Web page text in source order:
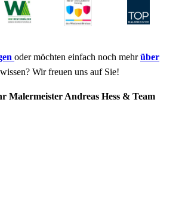
oder möchten einfach noch mehrüber
wissen? Wir freuen uns auf Sie!
Malermeister Andreas Hess & Team